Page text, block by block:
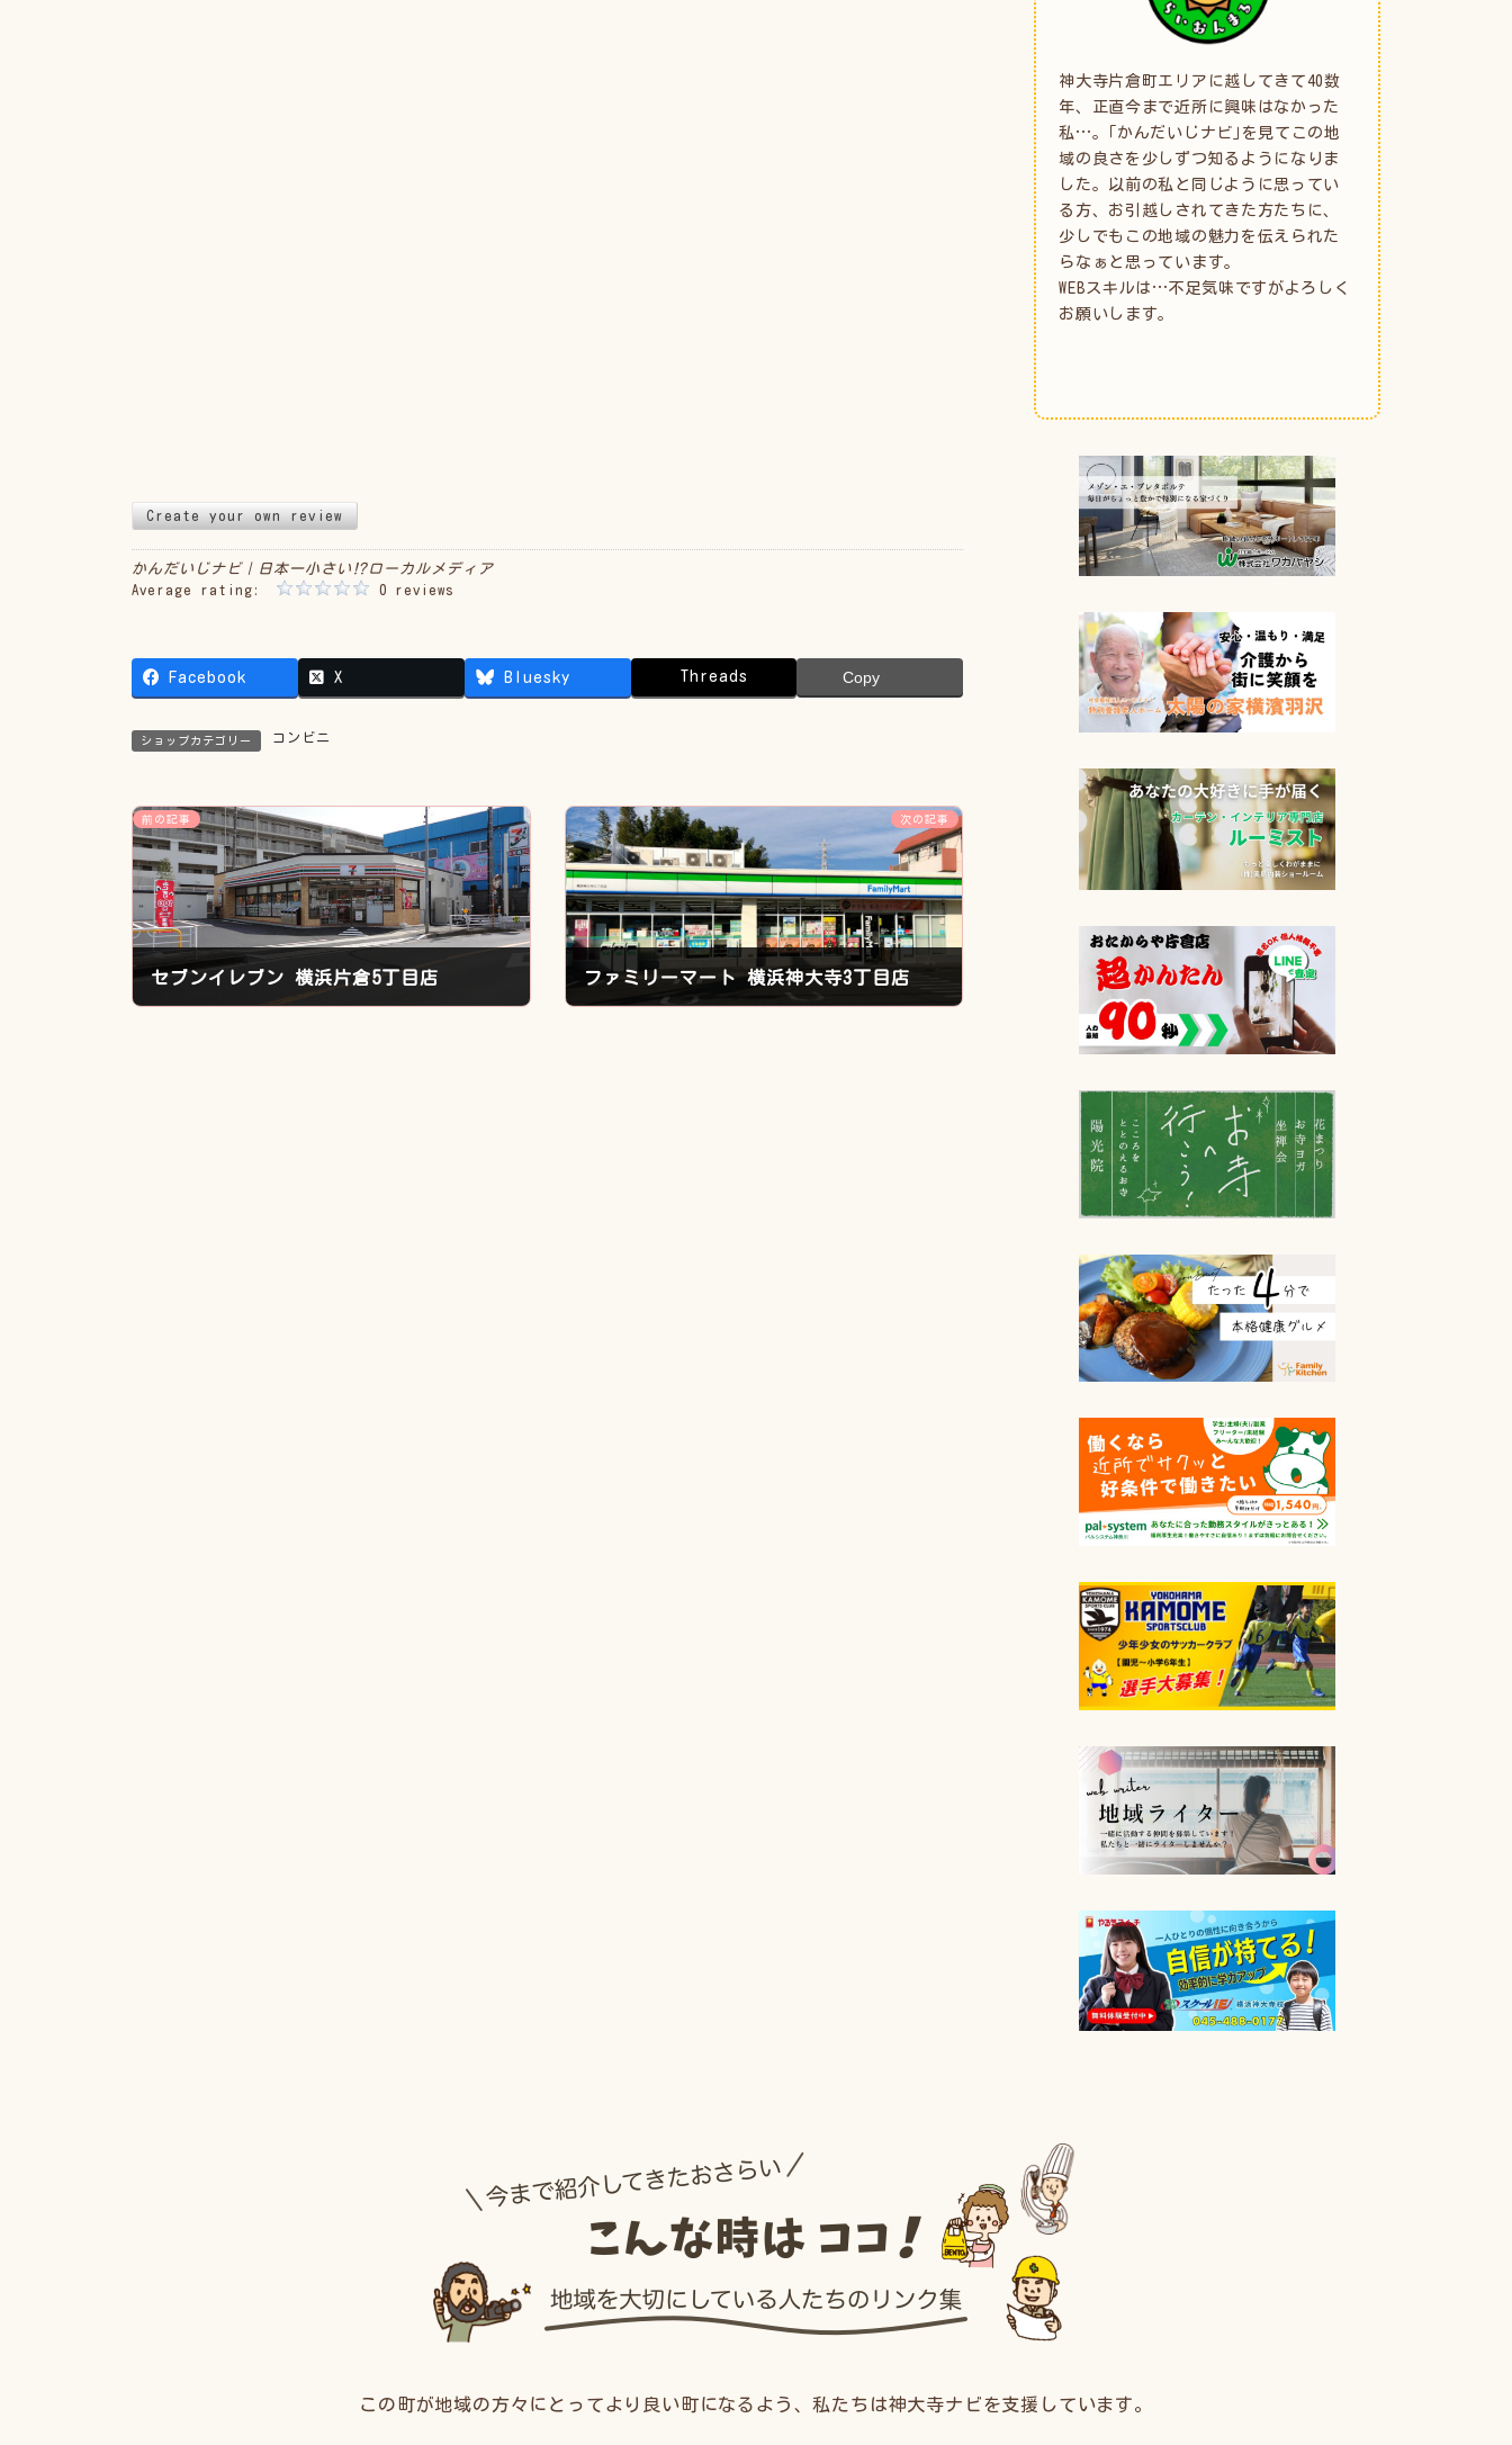
Create your own review
かんだいじナビ｜日本一小さい⁉︎ローカルメディア
Average rating:
0 reviews
Facebook X Bluesky Threads Copy
ショップカテゴリー コンビニ
前の記事
セブンイレブン 横浜片倉5丁目店
次の記事
ファミリーマート 横浜神大寺3丁目店
神大寺片倉町エリアに越してきて40数
年、正直今まで近所に興味はなかった
私…。｢かんだいじナビ｣を見てこの地
域の良さを少しずつ知るようになりま
した。以前の私と同じように思ってい
る方、お引越しされてきた方たちに、
少しでもこの地域の魅力を伝えられた
らなぁと思っています。
WEBスキルは…不足気味ですがよろしく
お願いします。
この町が地域の方々にとってより良い町になるよう、私たちは神大寺ナビを支援しています。